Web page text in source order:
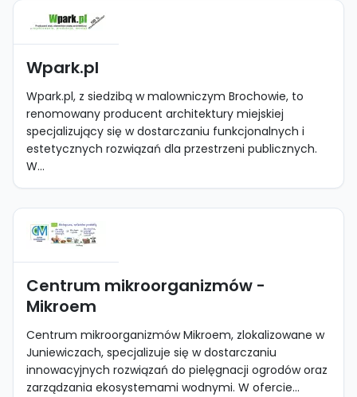
Wpark.pl
Wpark.pl, z siedzibą w malowniczym Brochowie, to
renomowany producent architektury miejskiej
specjalizujący się w dostarczaniu funkcjonalnych i
estetycznych rozwiązań dla przestrzeni publicznych.
W...
Centrum mikroorganizmów -
Mikroem
Centrum mikroorganizmów Mikroem, zlokalizowane w
Juniewiczach, specjalizuje się w dostarczaniu
innowacyjnych rozwiązań do pielęgnacji ogrodów oraz
zarządzania ekosystemami wodnymi. W ofercie...